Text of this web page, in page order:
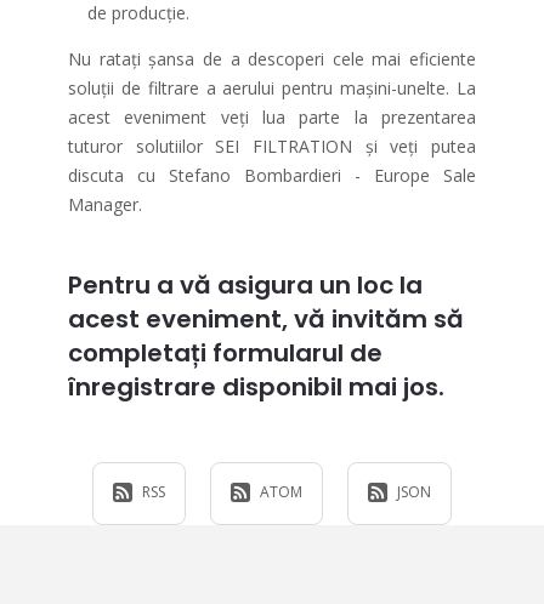
de producție.
Nu ratați șansa de a descoperi cele mai eficiente
soluții de filtrare a aerului pentru mașini-unelte. La
acest eveniment veți lua parte la prezentarea
tuturor solutiilor SEI FILTRATION și veți putea
discuta cu Stefano Bombardieri - Europe Sale
Manager.
Pentru a vă asigura un loc la
acest eveniment, vă invităm să
completați formularul de
înregistrare disponibil mai jos.
RSS ATOM JSON